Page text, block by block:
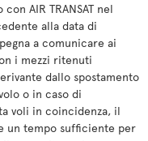
AIR TRANSAT nel
alla data di
a comunicare ai
i mezzi ritenuti
dallo spostamento
o in caso di
voli in coincidenza, il
un tempo sufficiente per